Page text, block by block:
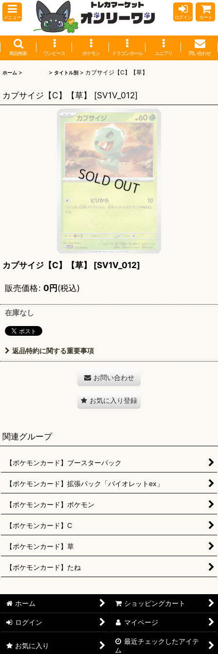
メニュー ログイン カート
商品検索 ワンピース ポケモン ドラゴンボール ユニアリ 問い合わせ
ホーム > > タイトル別 > カプサイジ【C】【草】
カプサイジ【C】【草】 [SV1V_012]
カプサイジ【C】【草】 [SV1V_012]
販売価格: 0円(税込)
在庫なし
返品特約に関する重要事項
お問い合わせ
お気に入り登録
関連グループ
【ポケモンカード】ブースターパック
【ポケモンカード】拡張パック「バイオレットex」
【ポケモンカード】ポケモン
【ポケモンカード】C
【ポケモンカード】草
【ポケモンカード】たね
ホーム ショッピングカート
ログイン マイページ
お気に入り
最近チェックしたアイテ
ム